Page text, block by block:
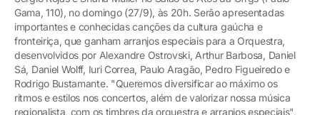
Gama, 110), no domingo (27/9), às 20h. Serão apresentadas
importantes e conhecidas canções da cultura gaúcha e
fronteiriça, que ganham arranjos especiais para a Orquestra,
desenvolvidos por Alexandre Ostrovski, Arthur Barbosa, Daniel
Sá, Daniel Wolff, Iuri Correa, Paulo Aragão, Pedro Figueiredo e
Rodrigo Bustamante. "Queremos diversificar ao máximo os
ritmos e estilos nos concertos, além de valorizar nossa música
regionalista, com os timbres da orquestra e arranjos especiais",